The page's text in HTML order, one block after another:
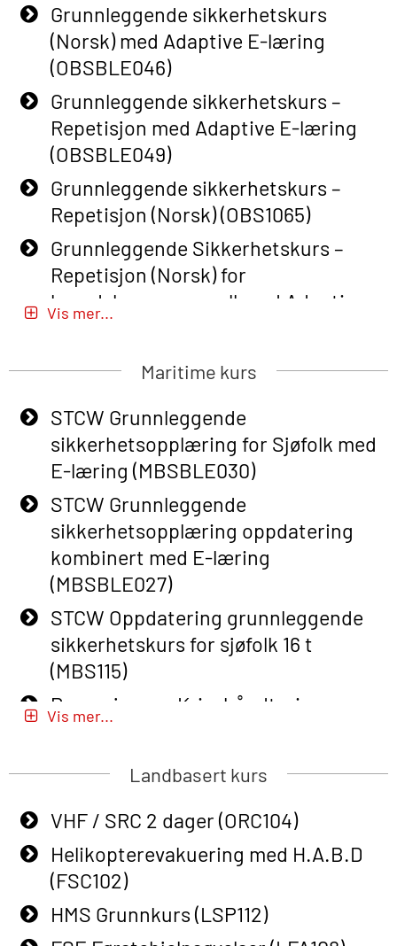
Grunnleggende sikkerhetskurs
(Norsk) med Adaptive E-læring
(OBSBLE046)
Grunnleggende sikkerhetskurs –
Repetisjon med Adaptive E-læring
(OBSBLE049)
Grunnleggende sikkerhetskurs –
Repetisjon (Norsk) (OBS1065)
Grunnleggende Sikkerhetskurs –
Repetisjon (Norsk) for
beredskapspersonell med Adaptive
Basic Safety Training (English) – with
Basic Safety Training – Refresher
Course (English) with E-learning
(OBSBLE048)
Basic Safety Training – Refresher
Course (English) (OBS1063)
Basic Safety Training – Refresher
Course (English) for emergency
response personnel with Adaptive E-
learning (OBSBLE050)
Helikopterevakuering inkl pustelunge
med adaptive e-læring (OSEBLE018)
Airpocket with E-learning (English)
Additional Basic Safety Training for
the Norwegian Sector (OBS117)
Grunnleggende Sikkerhetskurs –
Rep. for helikoptermannskap inkl.
Vis mer...
Maritime kurs
STCW Grunnleggende
sikkerhetsopplæring for Sjøfolk med
E-læring (MBSBLE030)
STCW Grunnleggende
sikkerhetsopplæring oppdatering
kombinert med E-læring
(MBSBLE027)
STCW Oppdatering grunnleggende
sikkerhetskurs for sjøfolk 16 t
(MBS115)
Passasjer- og Krisehåndtering
Passasjer- og Krisehåndtering
STCW Grunnleggende
sikkerhetsopplæring for fiskere
(MBSBLE031)
STCW Grunnleggende
sikkerhetsopplæring for fiskere
Vis mer...
Landbasert kurs
VHF / SRC 2 dager (ORC104)
Helikopterevakuering med H.A.B.D
(FSC102)
HMS Grunnkurs (LSP112)